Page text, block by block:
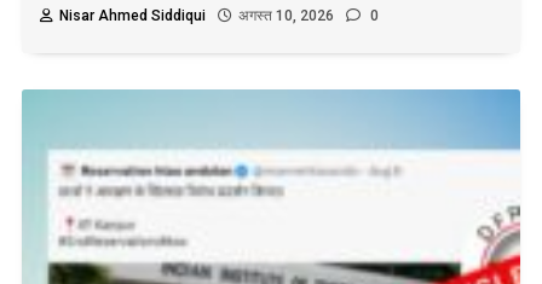
Nisar Ahmed Siddiqui
अगस्त 10, 2026 0